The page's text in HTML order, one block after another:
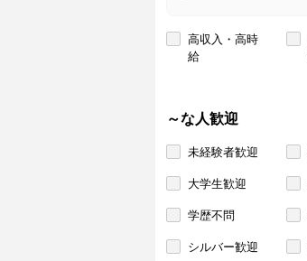
高収入・高時
給
～な人歓迎
未経験者歓迎
大学生歓迎
学歴不問
シルバー歓迎